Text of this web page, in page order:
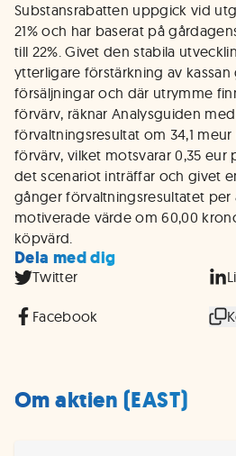
Substansrabatten uppgick vid
21% och har baserat på
till 22%. Givet den stabila
ytterligare förstärkning av
försäljningar och där utrymme
förvärv, räknar Analysguiden
förvaltningsresultat om 34,1
förvärv, vilket motsvarar 0,35 eur
det scenariot inträffar och givet
gånger förvaltningsresultatet
motiverade värde om 60,00
köpvärd.
Dela med dig
Twitter
Facebook
Om aktien (EAST)